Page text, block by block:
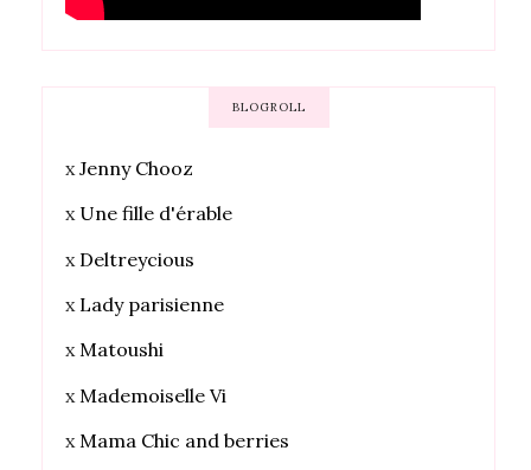
BLOGROLL
x Jenny Chooz
x Une fille d'érable
x Deltreycious
x Lady parisienne
xMatoushi
x Mademoiselle Vi
xMama Chic and berries